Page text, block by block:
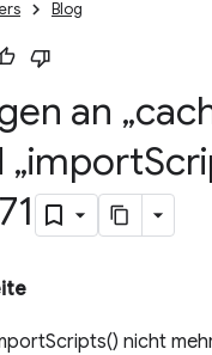
Blog
an
import
nicht